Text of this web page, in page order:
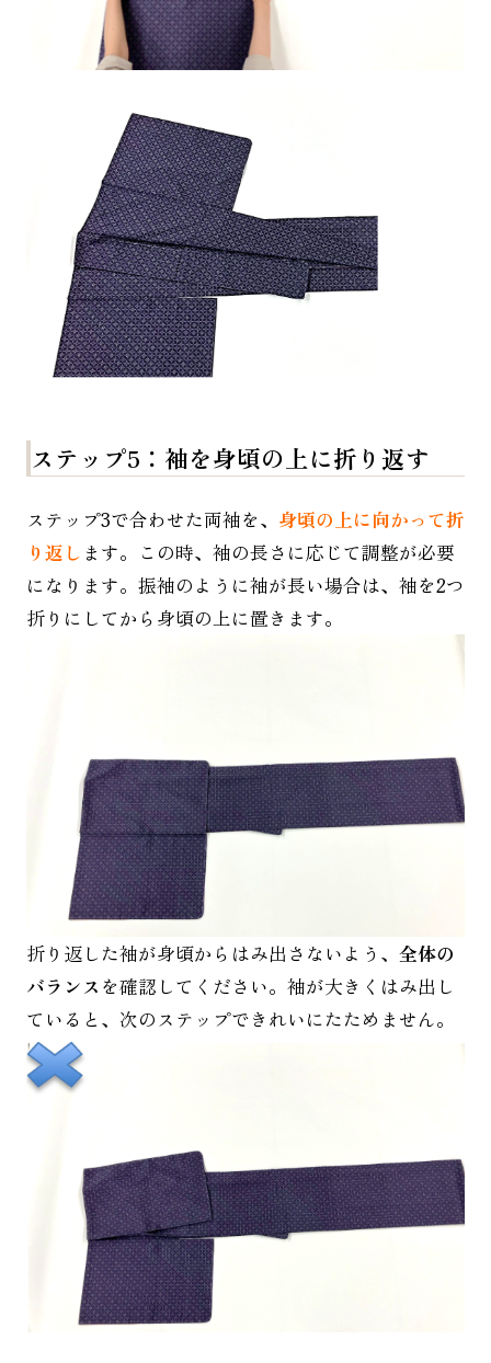
ステップ5：袖を身頃の上に折り返す
ステップ3で合わせた両袖を、 身頃の上に向かって折
り返し ます。この時、袖の長さに応じて調整が必要
になります。振袖のように袖が長い場合は、袖を2つ
折りにしてから身頃の上に置きます。
折り返した袖が身頃からはみ出さないよう、 全体の
バランス を確認してください。袖が大きくはみ出し
ていると、次のステップできれいにたためません。